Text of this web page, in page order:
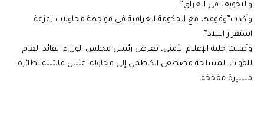
والتخويف في العراق”.
وأكدت”وقوفها مع الحكومة العراقية في مواجهة محاولات زعزعة
استقرار البلاد”.
وأعلنت خلية الإعلام الأمني، تعرض رئيس مجلس الوزراء القائد العام
للقوات المسلحة مصطفى الكاظمي إلى محاولة اغتيال فاشلة بطائرة
مسيرة مفخخة.